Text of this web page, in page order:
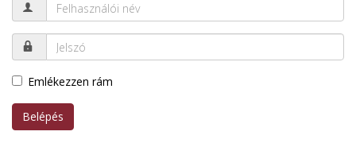
Emlékezzen rám
Belépés